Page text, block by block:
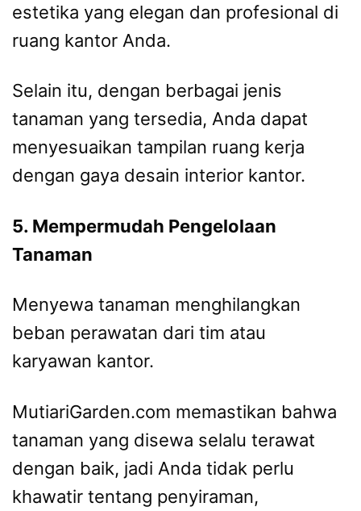
estetika yang elegan dan profesional di
ruang kantor Anda.
Selain itu, dengan berbagai jenis
tanaman yang tersedia, Anda dapat
menyesuaikan tampilan ruang kerja
dengan gaya desain interior kantor.
5. Mempermudah Pengelolaan
Tanaman
Menyewa tanaman menghilangkan
beban perawatan dari tim atau
karyawan kantor.
MutiariGarden.com memastikan bahwa
tanaman yang disewa selalu terawat
dengan baik, jadi Anda tidak perlu
khawatir tentang penyiraman,